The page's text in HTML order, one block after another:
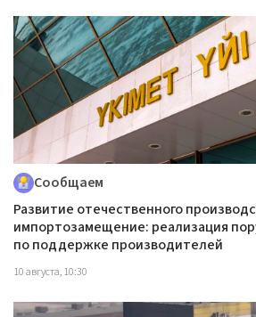
Сообщаем
Развитие отечественного
импортозамещение: реализация
по поддержке производителей
10 августа, 10:30